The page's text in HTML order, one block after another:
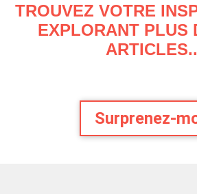
TROUVEZ VOTRE
EXPLORANT PLUS
Surprenez-